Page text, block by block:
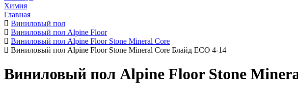
Химия
Главная
Виниловый пол
Виниловый пол Alpine Floor
Виниловый пол Alpine Floor Stone Mineral Core
Виниловый пол Alpine Floor Stone Mineral Core Блайд ECO 4-14
Виниловый пол Alpine Floor Stone